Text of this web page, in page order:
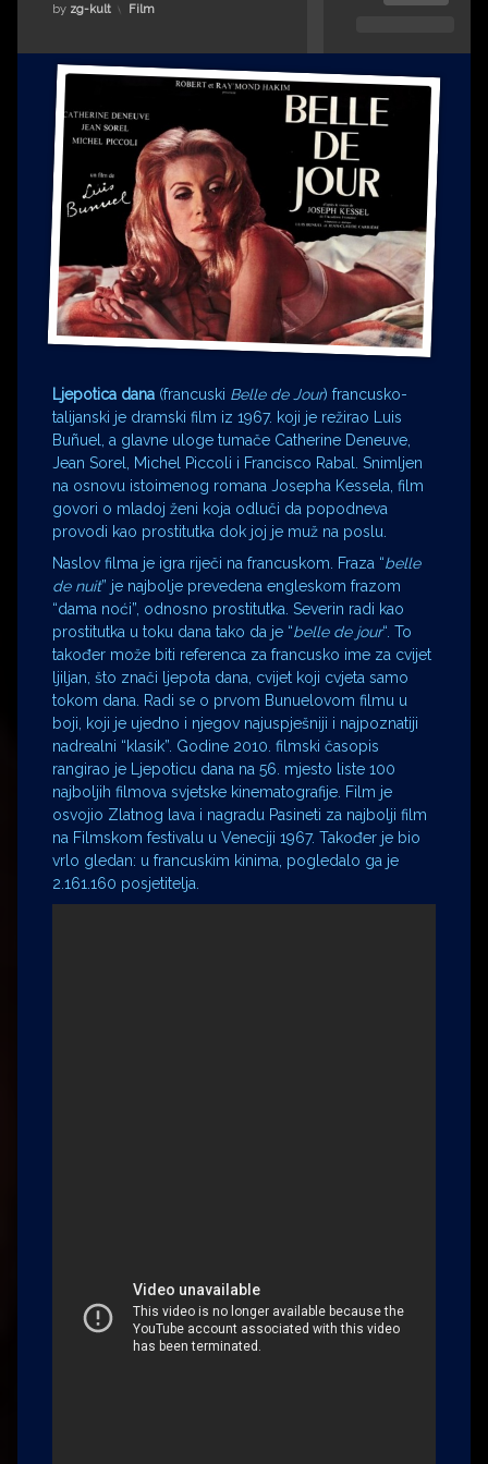
Impressum
Milenko Strižak
Drugi autori
Drugi autori
Matea Andrić
Ljiljana Lekanić-Kljaić
Željko Krznarić
Mario Lovreković
Miroslav Šantek
by zg-kult Kategorije:
Film
Ljepotica dana (francuski Belle de Jour) francusko-
talijanski je dramski film iz 1967. koji je režirao Luis
Buñuel, a glavne uloge tumače Catherine Deneuve,
Jean Sorel, Michel Piccoli i Francisco Rabal. Snimljen
na osnovu istoimenog romana Josepha Kessela, film
govori o mladoj ženi koja odluči da popodneva
provodi kao prostitutka dok joj je muž na poslu.
Naslov filma je igra riječi na francuskom. Fraza “belle
de nuit” je najbolje prevedena engleskom frazom
“dama noći”, odnosno prostitutka. Severin radi kao
prostitutka u toku dana tako da je “belle de jour“. To
također može biti referenca za francusko ime za cvijet
ljiljan, što znači ljepota dana, cvijet koji cvjeta samo
tokom dana. Radi se o prvom Bunuelovom filmu u
boji, koji je ujedno i njegov najuspješniji i najpoznatiji
nadrealni “klasik”. Godine 2010. filmski časopis
rangirao je Ljepoticu dana na 56. mjesto liste 100
najboljih filmova svjetske kinematografije. Film je
osvojio Zlatnog lava i nagradu Pasineti za najbolji film
na Filmskom festivalu u Veneciji 1967. Također je bio
vrlo gledan: u francuskim kinima, pogledalo ga je
2.161.160 posjetitelja.